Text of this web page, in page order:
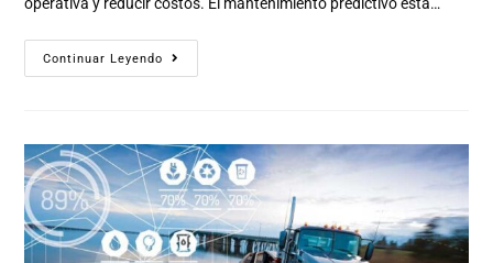
Continuar Leyendo